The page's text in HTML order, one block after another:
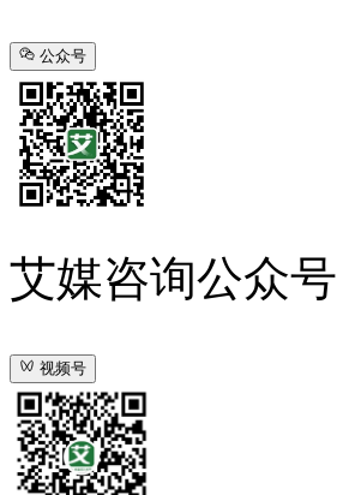
公众号
艾媒咨询公众号
视频号